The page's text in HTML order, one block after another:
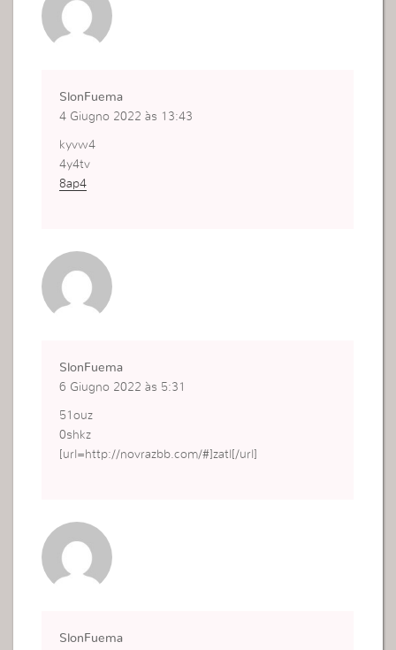
SlonFuema
4 Giugno 2022 às 13:43
kyvw4
4y4tv
8ap4
SlonFuema
6 Giugno 2022 às 5:31
51ouz
0shkz
[url=http://novrazbb.com/#]zatl[/url]
SlonFuema